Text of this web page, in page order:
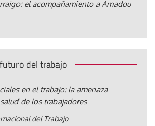
el acompañamiento a Amadou
del trabajo
en el trabajo: la amenaza
de los trabajadores
del Trabajo